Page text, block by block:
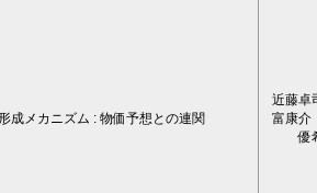
成メカニズム : 物価予想との連関
近藤卓
富康介
優